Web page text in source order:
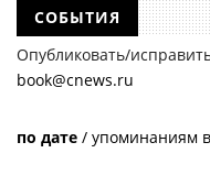
СОБЫТИЯ
Опубликовать/
book@cnews.ru
по дате / упоминаниям в